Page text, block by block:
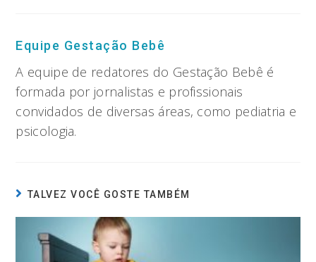
Equipe Gestação Bebê
A equipe de redatores do Gestação Bebê é
formada por jornalistas e profissionais
convidados de diversas áreas, como pediatria e
psicologia.
TALVEZ VOCÊ GOSTE TAMBÉM